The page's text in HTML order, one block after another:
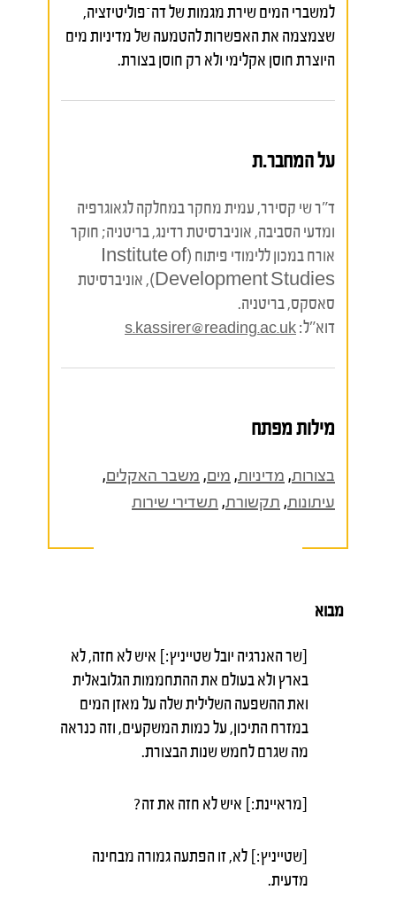
למשברי המים שירת מגמות של דה־פוליטיזציה,
שצמצמה את האפשרות להטמעה של מדיניות מים
היוצרת חוסן אקלימי ולא רק חוסן בצורת.
על המחבר.ת
ד"ר שי קסירר, עמית מחקר במחלקה לגאוגרפיה
ומדעי הסביבה, אוניברסיטת רדינג, בריטניה; חוקר
אורח במכון ללימודי פיתוח (Institute of
Development Studies), אוניברסיטת
סאסקס, בריטניה.
דוא"ל: s.kassirer@reading.ac.uk
מילות מפתח
בצורות, מדיניות, מים, משבר האקלים,
עיתונות, תקשורת, תשדירי שירות
מבוא
[שר האנרגיה יובל שטייניץ:] איש לא חזה, לא
בארץ ולא בעולם את ההתחממות הגלובאלית
ואת ההשפעה השלילית שלה על מאזן המים
במזרח התיכון, על כמות המשקעים, וזה כנראה
מה שגרם לחמש שנות הבצורת.
[מראיינת:] איש לא חזה את זה?
[שטייניץ:] לא, זו הפתעה גמורה מבחינה
מדעית.